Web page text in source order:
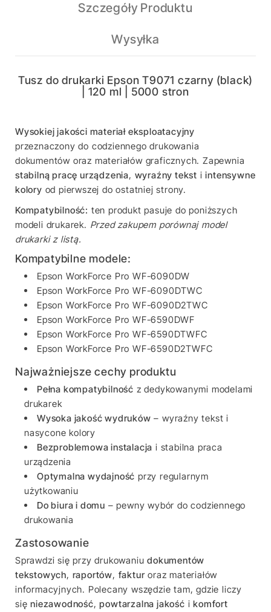
Szczegóły Produktu
Wysyłka
Tusz do drukarki Epson T9071 czarny (black)
| 120 ml | 5000 stron
Wysokiej jakości materiał eksploatacyjny
przeznaczony do codziennego drukowania
dokumentów oraz materiałów graficznych. Zapewnia
stabilną pracę urządzenia, wyraźny tekst iintensywne
kolory od pierwszej do ostatniej strony.
Kompatybilność: ten produkt pasuje do poniższych
modeli drukarek. Przed zakupem porównaj model
drukarki z listą.
Kompatybilne modele:
Epson WorkForce Pro WF-6090DW
Epson WorkForce Pro WF-6090DTWC
Epson WorkForce Pro WF-6090D2TWC
Epson WorkForce Pro WF-6590DWF
Epson WorkForce Pro WF-6590DTWFC
Epson WorkForce Pro WF-6590D2TWFC
Najważniejsze cechy produktu
Pełna kompatybilność z dedykowanymi modelami
drukarek
Wysoka jakość wydruków – wyraźny tekst i
nasycone kolory
Bezproblemowa instalacja i stabilna praca
urządzenia
Optymalna wydajność przy regularnym
użytkowaniu
Do biura i domu – pewny wybór do codziennego
drukowania
Zastosowanie
Sprawdzi się przy drukowaniudokumentów
tekstowych, raportów, fakturoraz materiałów
informacyjnych. Polecany wszędzie tam, gdzie liczy
sięniezawodność,powtarzalna jakość ikomfort